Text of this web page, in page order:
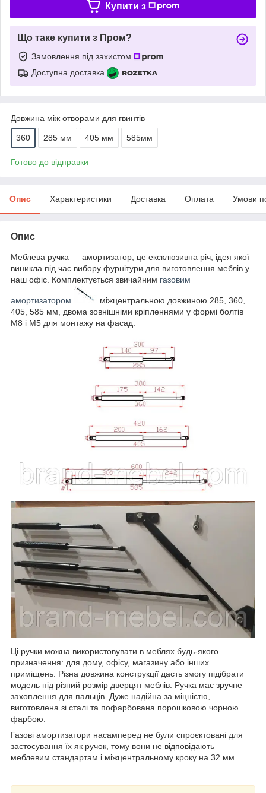
Купити з
Що таке купити з Пром?
Замовлення під захистом
Доступна доставка
Довжина між отворами для гвинтів
360 285 мм 405 мм 585мм
Готово до відправки
Опис Характеристики Доставка Оплата Умови
Опис
Меблева ручка — амортизатор, це ексклюзивна річ, ідея якої
виникла під час вибору фурнітури для виготовлення меблів у
наш офіс. Комплектується звичайним газовим
амортизатором
міжцентральною довжиною 285, 360,
405, 585 мм, двома зовнішніми кріпленнями у формі болтів
М8 і М5 для монтажу на фасад.
Ці ручки можна використовувати в меблях будь-якого
призначення: для дому, офісу, магазину або інших
приміщень. Різна довжина конструкції дасть змогу підібрати
модель під різний розмір дверцят меблів. Ручка має зручне
захоплення для пальців. Дуже надійна за міцністю,
виготовлена зі сталі та пофарбована порошковою чорною
фарбою.
Газові амортизатори насамперед не були спроєктовані для
застосування їх як ручок, тому вони не відповідають
меблевим стандартам і міжцентральному кроку на 32 мм.